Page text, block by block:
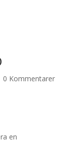
0 Kommentarer
en